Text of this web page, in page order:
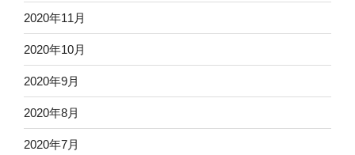
2020年11月
2020年10月
2020年9月
2020年8月
2020年7月